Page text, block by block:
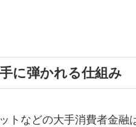
に弾かれる仕組み
トなどの大手消費者金融